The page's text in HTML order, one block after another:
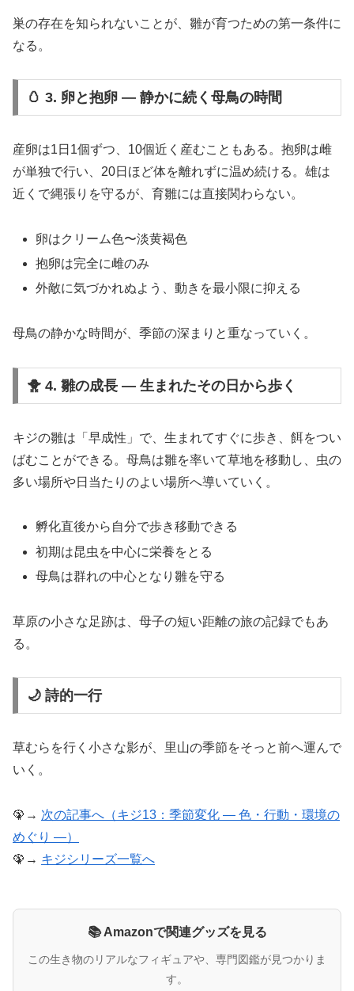
巣の存在を知られないことが、雛が育つための第一条件に
なる。
🥚 3. 卵と抱卵 ― 静かに続く母鳥の時間
産卵は1日1個ずつ、10個近く産むこともある。抱卵は雌
が単独で行い、20日ほど体を離れずに温め続ける。雄は
近くで縄張りを守るが、育雛には直接関わらない。
卵はクリーム色〜淡黄褐色
抱卵は完全に雌のみ
外敵に気づかれぬよう、動きを最小限に抑える
母鳥の静かな時間が、季節の深まりと重なっていく。
🐥 4. 雛の成長 ― 生まれたその日から歩く
キジの雛は「早成性」で、生まれてすぐに歩き、餌をつい
ばむことができる。母鳥は雛を率いて草地を移動し、虫の
多い場所や日当たりのよい場所へ導いていく。
孵化直後から自分で歩き移動できる
初期は昆虫を中心に栄養をとる
母鳥は群れの中心となり雛を守る
草原の小さな足跡は、母子の短い距離の旅の記録でもあ
る。
🌙 詩的一行
草むらを行く小さな影が、里山の季節をそっと前へ運んで
いく。
🦚→ 次の記事へ（キジ13：季節変化 ― 色・行動・環境の
めぐり ―）
🦚→ キジシリーズ一覧へ
📚 Amazonで関連グッズを見る
この生き物のリアルなフィギュアや、専門図鑑が見つかりま
す。